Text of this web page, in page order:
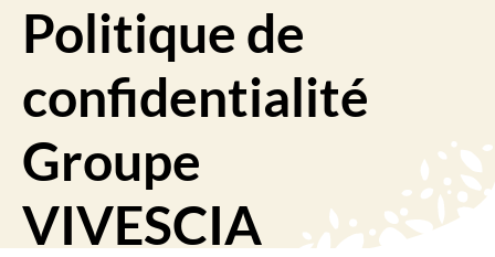
Politique de
confidentialité
Groupe
VIVESCIA